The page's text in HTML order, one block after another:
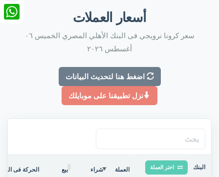
أسعار العملات
سعر كرونا نرويجي فى البنك الأهلي المصري الخميس ٠٦
أغسطس ٢٠٢٦
اضغط هنا لتحديث البيانات
نزل تطبيقنا على موبايلك
البنك اختر العملة العملة شراء بيع الحركة فى